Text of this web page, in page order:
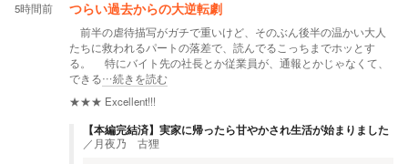
5時間前 つらい過去からの大逆転劇
前半の虐待描写がガチで重いけど、そのぶん後半の温かい大人
たちに救われるパートの落差で、読んでるこっちまでホッとす
る。 特にバイト先の社長とか従業員が、通報とかじゃなくて、
できる…続きを読む
★★★ Excellent!!!
【本編完結済】実家に帰ったら甘やかされ生活が始まりました
／ 月夜乃 古狸